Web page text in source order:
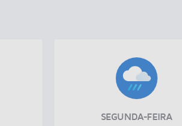
SEGUNDA-FEIRA